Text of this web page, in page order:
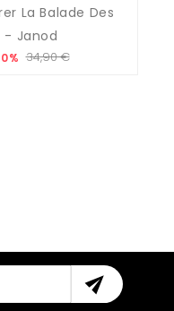
La Balade Des
- Janod
34,90 €Prix
